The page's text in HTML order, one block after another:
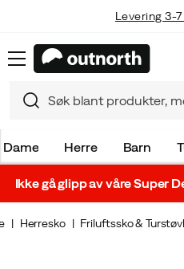
Levering 3-
Dame Herre Barn
Ikke gå glipp av våre Super
Herresko Friluftssko &